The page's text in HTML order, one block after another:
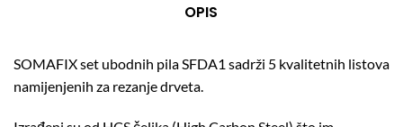
OPIS
SOMAFIX set ubodnih pila SFDA1 sadrži 5 kvalitetnih listova
namijenjenih za rezanje drveta.